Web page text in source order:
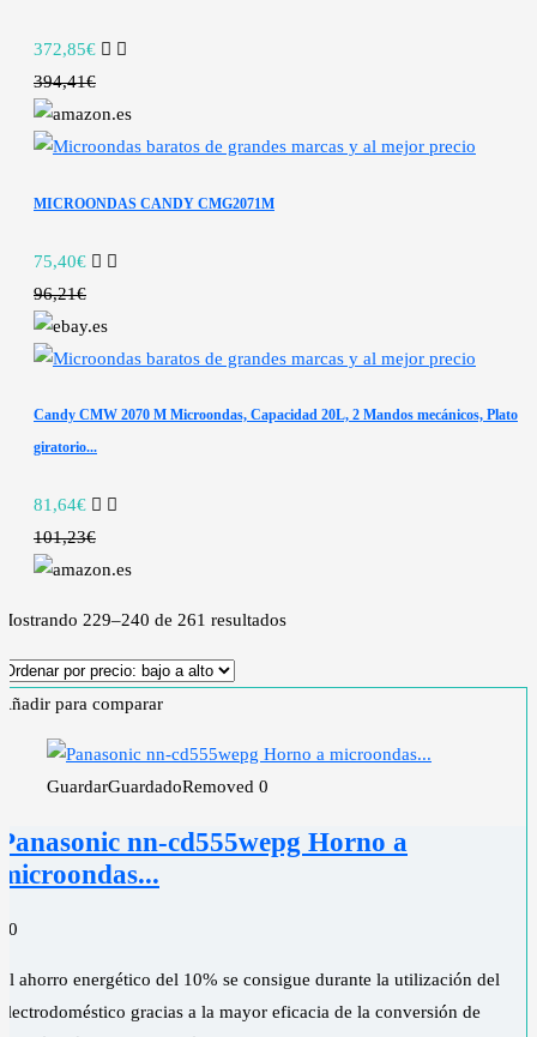
372,85€
394,41€
MICROONDAS CANDY CMG2071M
75,40€
96,21€
Candy CMW 2070 M Microondas, Capacidad 20L, 2 Mandos mecánicos, Plato
giratorio...
81,64€
101,23€
229–240 de 261 resultados
Añadir para comparar
GuardarGuardadoRemoved 0
Panasonic nn-cd555wepg Horno a
microondas...
0
El ahorro energético del 10% se consigue durante la utilización del
electrodoméstico gracias a la mayor eficacia de la conversión de